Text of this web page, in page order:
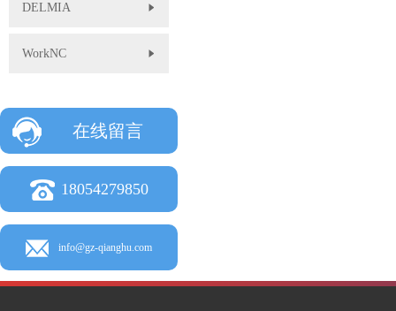
DELMIA
WorkNC
在线留言
18054279850
info@gz-qianghu.com